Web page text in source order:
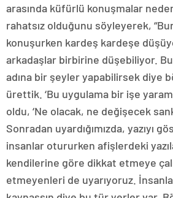
arasında küfürlü konuşmalar
rahatsız olduğunu söyleyerek,
konuşurken kardeş kardeşe
arkadaşlar birbirine düşebiliyor.
adına bir şeyler yapabilirsek diye
ürettik. ‘Bu uygulama bir işe
oldu, ‘Ne olacak, ne değişecek
Sonradan uyardığımızda, yazıyı
insanlar otururken afişlerdeki
kendilerine göre dikkat etmeye
etmeyenleri de uyarıyoruz.